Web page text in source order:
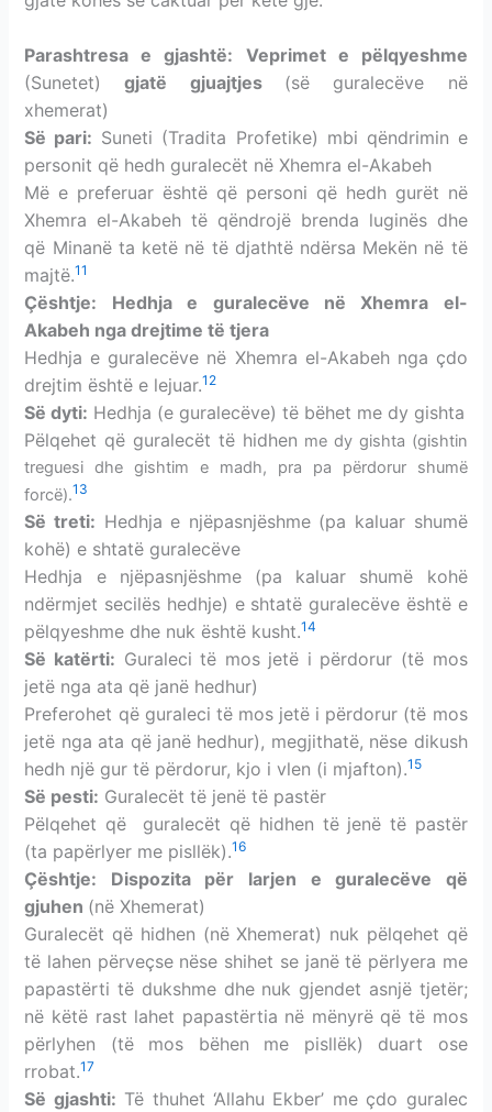
Parashtresa e gjashtë: Veprimet e pëlqyeshme
(Sunetet)
gjatë gjuajtjes (së guralecëve në
xhemerat)
Së pari: Suneti (Tradita Profetike) mbi qëndrimin e
personit që hedh guralecët në Xhemra el-Akabeh
Më e preferuar është që personi që hedh gurët në
Xhemra el-Akabeh të qëndrojë brenda luginës dhe
që Minanë ta ketë në të djathtë ndërsa Mekën në të
majtë.11
Çështje: Hedhja e guralecëve në Xhemra el-
Akabeh nga drejtime të tjera
Hedhja e guralecëve në Xhemra el-Akabeh nga çdo
drejtim është e lejuar.12
Së dyti: Hedhja (e guralecëve) të bëhet me dy gishta
Pëlqehet që guralecët të hidhen me dy gishta (gishtin
treguesi dhe gishtim e madh, pra pa përdorur shumë
forcë).13
Së treti: Hedhja e njëpasnjëshme (pa kaluar shumë
kohë) e shtatë guralecëve
Hedhja e njëpasnjëshme (pa kaluar shumë kohë
ndërmjet secilës hedhje) e shtatë guralecëve është e
pëlqyeshme dhe nuk është kusht.14
Së katërti: Guraleci të mos jetë i përdorur (të mos
jetë nga ata që janë hedhur)
Preferohet që guraleci të mos jetë i përdorur (të mos
jetë nga ata që janë hedhur), megjithatë, nëse dikush
hedh një gur të përdorur, kjo i vlen (i mjafton).15
Së pesti: Guralecët të jenë të pastër
Pëlqehet që guralecët që hidhen të jenë të pastër
(ta papërlyer me pisllëk).16
Çështje: Dispozita për larjen e guralecëve që
gjuhen (në Xhemerat)
Guralecët që hidhen (në Xhemerat) nuk pëlqehet që
të lahen përveçse nëse shihet se janë të përlyera me
papastërti të dukshme dhe nuk gjendet asnjë tjetër;
në këtë rast lahet papastërtia në mënyrë që të mos
përlyhen (të mos bëhen me pisllëk) duart ose
rrobat.17
Së gjashti: Të thuhet ‘Allahu Ekber’ me çdo guralec